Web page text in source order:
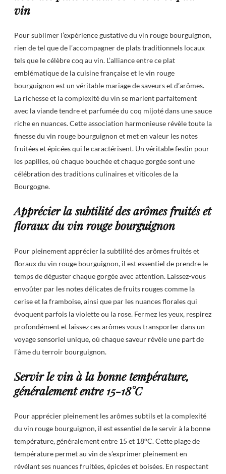
vin
Pour sublimer l’expérience gustative du vin rouge bourguignon,
rien de tel que de l’accompagner de plats traditionnels locaux
tels que le célèbre coq au vin. L’alliance entre ce plat
emblématique de la cuisine française et le vin rouge
bourguignon est un véritable mariage de saveurs et d’arômes.
La richesse et la complexité du vin se marient parfaitement
avec la viande tendre et parfumée du coq mijoté dans une sauce
riche en nuances. Cette association harmonieuse révèle toute la
finesse du vin rouge bourguignon et met en valeur les notes
fruitées et épicées qui le caractérisent. Un véritable festin pour
les papilles, où chaque bouchée et chaque gorgée sont une
célébration des traditions culinaires et viticoles de la
Bourgogne.
Apprécier la subtilité des arômes fruités et
floraux du vin rouge bourguignon
Pour pleinement apprécier la subtilité des arômes fruités et
floraux du vin rouge bourguignon, il est essentiel de prendre le
temps de déguster chaque gorgée avec attention. Laissez-vous
envoûter par les notes délicates de fruits rouges comme la
cerise et la framboise, ainsi que par les nuances florales qui
évoquent parfois la violette ou la rose. Fermez les yeux, respirez
profondément et laissez ces arômes vous transporter dans un
voyage sensoriel unique, où chaque saveur révèle une part de
l’âme du terroir bourguignon.
Servir le vin à la bonne température,
généralement entre 15-18°C
Pour apprécier pleinement les arômes subtils et la complexité
du vin rouge bourguignon, il est essentiel de le servir à la bonne
température, généralement entre 15 et 18°C. Cette plage de
température permet au vin de s’exprimer pleinement en
révélant ses nuances fruitées, épicées et boisées. En respectant